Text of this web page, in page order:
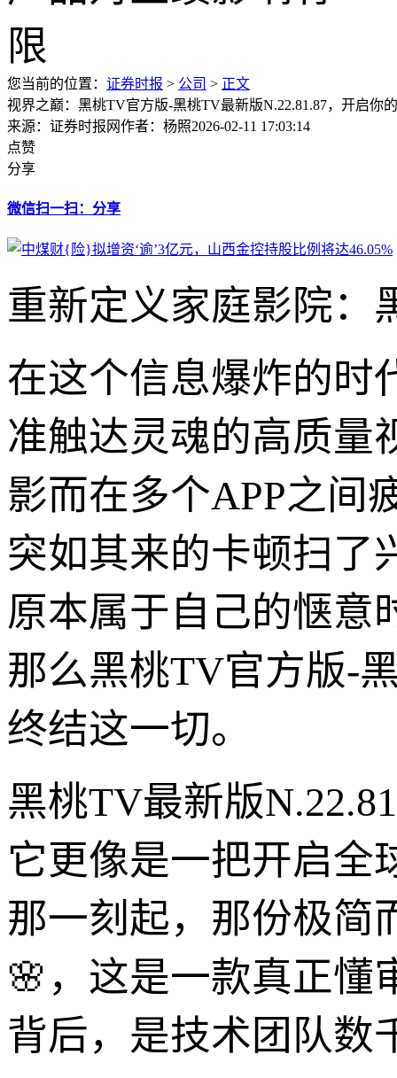
您当前的位置： 证券时报 > 公司 > 正文
视界之巅：黑桃TV官方版-黑桃TV最新版N.22.81.87，开启你
来源：证券时报网作者：杨照2026-02-11 17:03:14
点赞
分享
微信扫一扫：分享
重新定义家庭影院：
在这个信息爆炸的时
准触达灵魂的高质量
影而在多个APP之间
突如其来的卡顿扫了
原本属于自己的惬意
那么黑桃TV官方版-
终结这一切。
黑桃TV最新版
它更像是一把开启全
那一刻起，那份极简
🌸，这是一款真正懂
背后，是技术团队数